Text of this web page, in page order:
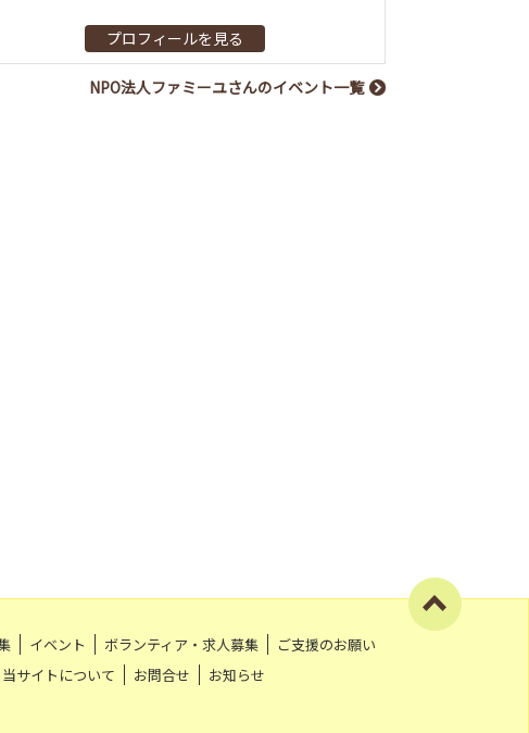
プロフィールを見る
NPO法人ファミーユさんのイベント一覧
イベント ボランティア・求人募集
ご支援のお願い
当サイトについて お問合せ お知らせ